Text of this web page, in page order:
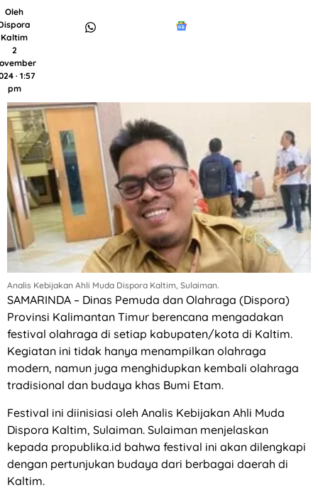
Oleh
Kaltim
2
· 1:57
pm
Analis Kebijakan Ahli Muda Dispora Kaltim, Sulaiman.
SAMARINDA – Dinas Pemuda dan Olahraga (Dispora)
Provinsi Kalimantan Timur berencana mengadakan
festival olahraga di setiap kabupaten/kota di Kaltim.
Kegiatan ini tidak hanya menampilkan olahraga
modern, namun juga menghidupkan kembali olahraga
tradisional dan budaya khas Bumi Etam.
Festival ini diinisiasi oleh Analis Kebijakan Ahli Muda
Dispora Kaltim, Sulaiman. Sulaiman menjelaskan
kepada propublika.id bahwa festival ini akan dilengkapi
dengan pertunjukan budaya dari berbagai daerah di
Kaltim.